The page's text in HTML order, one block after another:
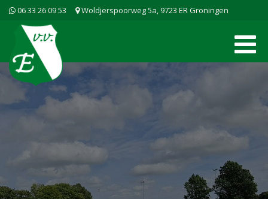
06 33 26 09 53 Woldjerspoorweg 5a, 9723 ER Groningen